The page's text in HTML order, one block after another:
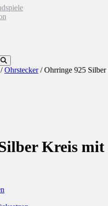
/Ohrstecker/ Ohrringe 925 Silber
Kreis